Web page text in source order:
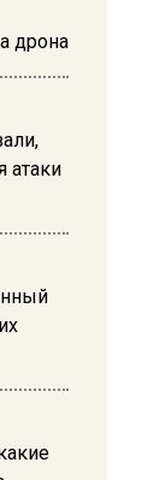
дрона
атаки